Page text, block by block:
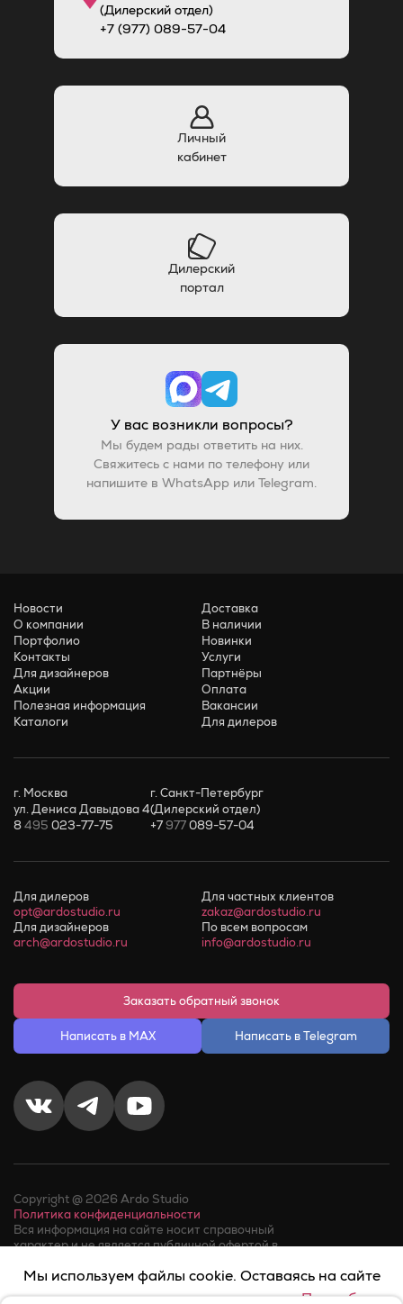
(Дилерский отдел)
+7 (977) 089-57-04
Личный
кабинет
Дилерский
портал
У вас возникли вопросы?
Мы будем рады ответить на них.
Свяжитесь с нами по телефону или
напишите в WhatsApp или Telegram.
Новости
О компании
Портфолио
Контакты
Для дизайнеров
Акции
Полезная информация
Каталоги
Доставка
В наличии
Новинки
Услуги
Партнёры
Оплата
Вакансии
Для дилеров
г. Москва
ул. Дениса Давыдова 4
8495 023-77-75
г. Санкт-Петербург
(Дилерский отдел)
+7977089-57-04
Для дилеров
opt@ardostudio.ru
Для частных клиентов
zakaz@ardostudio.ru
Для дизайнеров
arch@ardostudio.ru
По всем вопросам
info@ardostudio.ru
Заказать обратный звонок
Написать в MAX Написать в Telegram
Copyright @ 2026 Ardo Studio
Политика конфиденциальности
Вся информация на сайте носит справочный
характер и не является публичной офертой в
Факт телефонного звонка в компанию или обращения в
согласие на обработку
Мы используем файлы cookie. Оставаясь на сайте
вы соглашаетесь на их использование.Подробнее